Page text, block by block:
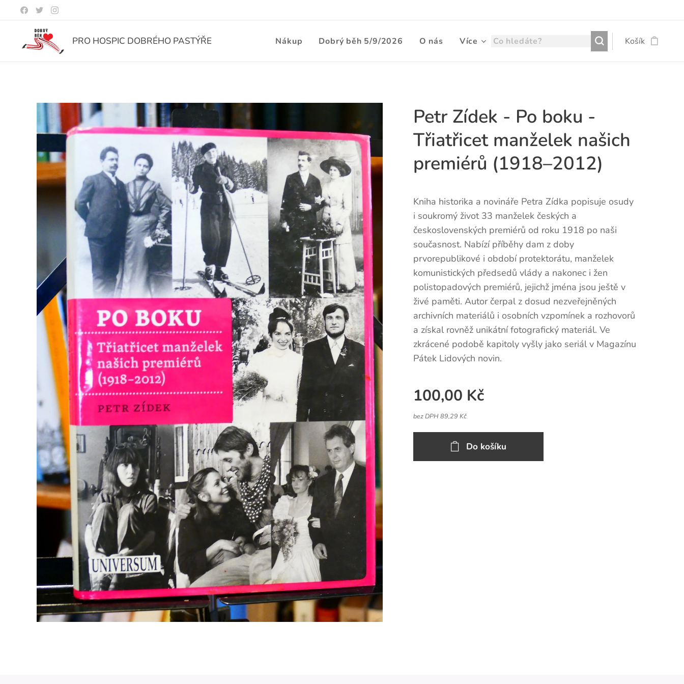
PRO HOSPIC DOBRÉHO PASTÝŘE Nákup Dobrý běh 5/9/2026 O nás Více Košík
Petr Zídek - Po boku -
Třiatřicet manželek našich
premiérů (1918–2012)
Kniha historika a novináře Petra Zídka popisuje osudy
i soukromý život 33 manželek českých a
československých premiérů od roku 1918 po naši
současnost. Nabízí příběhy dam z doby
prvorepublikové i období protektorátu, manželek
komunistických předsedů vlády a nakonec i žen
polistopadových premiérů, jejichž jména jsou ještě v
živé paměti. Autor čerpal z dosud nezveřejněných
archivních materiálů i osobních vzpomínek a rozhovorů
a získal rovněž unikátní fotografický materiál. Ve
zkrácené podobě kapitoly vyšly jako seriál v Magazínu
Pátek Lidových novin.
100,00 Kč
bez DPH 89,29 Kč
Do košíku